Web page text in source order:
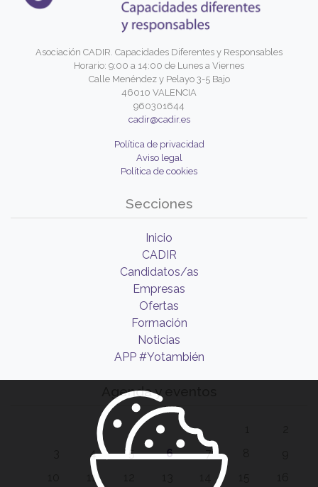
Asociación CADIR. Capacidades Diferentes y Responsables
Horario: 9:00 a 14:00 de Lunes a Viernes
Calle Menéndez y Pelayo 3-5 Bajo
46010 VALENCIA
960301644
cadir@cadir.es
Política de privacidad
Aviso legal
Política de cookies
Secciones
Inicio
CADIR
Candidatos/as
Empresas
Ofertas
Formación
Noticias
APP #Yotambién
Agenda y eventos
4 5 6 7
11